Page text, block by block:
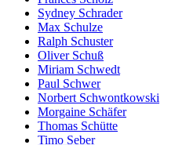
Sydney Schrader
Max Schulze
Ralph Schuster
Oliver Schuß
Miriam Schwedt
Paul Schwer
Norbert Schwontkowski
Morgaine Schäfer
Thomas Schütte
Timo Seber